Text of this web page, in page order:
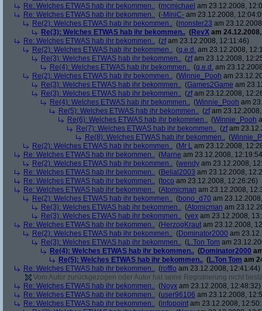
Re: Welches ETWAS hab ihr bekommen.. (mcmichael am 23.12.2008,
Re: Welches ETWAS hab ihr bekommen.. (-MiniC- am 23.12.2008,
Re(2): Welches ETWAS hab ihr bekommen.. (monster23 am
Re(3): Welches ETWAS hab ihr bekommen.. (RevX am
Re: Welches ETWAS hab ihr bekommen.. (zfam 23.12.2008, 12:11:46)
Re(2): Welches ETWAS hab ihr bekommen.. (q.e.d. am 23.12.2008,
Re(3): Welches ETWAS hab ihr bekommen.. (zfam 23.12.2008,
Re(4): Welches ETWAS hab ihr bekommen.. (q.e.d. am
Re(2): Welches ETWAS hab ihr bekommen.. (Winnie_Pooh am
Re(3): Welches ETWAS hab ihr bekommen.. (Games2Game am
Re(3): Welches ETWAS hab ihr bekommen.. (zfam 23.12.2008,
Re(4): Welches ETWAS hab ihr bekommen.. (Winnie_Pooh am
Re(5): Welches ETWAS hab ihr bekommen.. (zfam
Re(6): Welches ETWAS hab ihr bekommen.. (Winnie_Pooh
Re(7): Welches ETWAS hab ihr bekommen.. (zfam
Re(8): Welches ETWAS hab ihr bekommen.. (
Re(2): Welches ETWAS hab ihr bekommen.. (Mr L am 23.12.2008,
Re: Welches ETWAS hab ihr bekommen.. (Marne am 23.12.2008,
Re(2): Welches ETWAS hab ihr bekommen.. (wendy am 23.12.2008,
Re: Welches ETWAS hab ihr bekommen.. (Belial2003 am 23.12.2008,
Re: Welches ETWAS hab ihr bekommen.. (toco am 23.12.2008, 12:26:26)
Re: Welches ETWAS hab ihr bekommen.. (Atomicman am 23.12.2008,
Re(2): Welches ETWAS hab ihr bekommen.. (bono_d70 am
Re(3): Welches ETWAS hab ihr bekommen.. (Atomicman am
Re(3): Welches ETWAS hab ihr bekommen.. (vex am 23.12.2008,
Re: Welches ETWAS hab ihr bekommen.. (HerzogKraut am 23.12.2008,
Re(2): Welches ETWAS hab ihr bekommen.. (Dominator2000 am
Re(3): Welches ETWAS hab ihr bekommen.. (L.Ton Tom am
Re(4): Welches ETWAS hab ihr bekommen.. (Dominator2000
Re(5): Welches ETWAS hab ihr bekommen.. (L.Ton Tom am
Re: Welches ETWAS hab ihr bekommen.. (rofflo am 23.12.2008, 12:41:44)
Vom Autor zurückgezogen oder Autor hat seine Registrierung nicht
Re: Welches ETWAS hab ihr bekommen.. (Noyx am 23.12.2008, 12:48:32)
Re: Welches ETWAS hab ihr bekommen.. (user96106 am 23.12.2008,
Re: Welches ETWAS hab ihr bekommen.. (infopoint am 23.12.2008,